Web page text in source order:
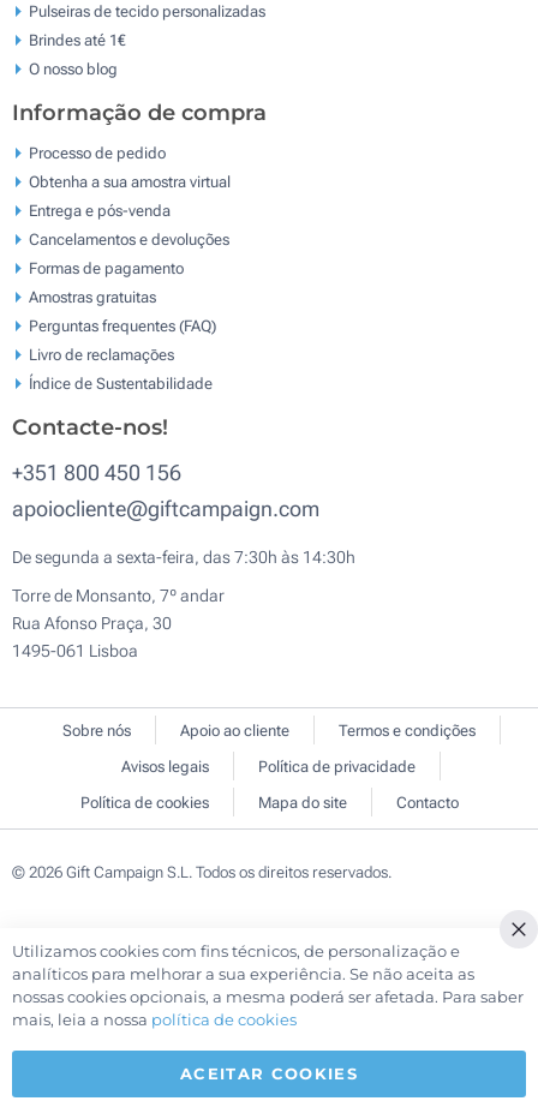
Pulseiras de tecido personalizadas
Brindes até 1€
O nosso blog
Informação de compra
Processo de pedido
Obtenha a sua amostra virtual
Entrega e pós-venda
Cancelamentos e devoluções
Formas de pagamento
Amostras gratuitas
Perguntas frequentes (FAQ)
Livro de reclamaçōes
Índice de Sustentabilidade
Contacte-nos!
+351 800 450 156
apoiocliente@giftcampaign.com
De segunda a sexta-feira, das 7:30h às 14:30h
Torre de Monsanto, 7º andar
Rua Afonso Praça, 30
1495-061 Lisboa
Sobre nós Apoio ao cliente
Termos e condições
Avisos legais
Política de privacidade
Política de cookies
Mapa do site Contacto
© 2026 Gift Campaign S.L. Todos os direitos reservados.
Utilizamos cookies com fins técnicos, de personalização e
analíticos para melhorar a sua experiência. Se não aceita as
nossas cookies opcionais, a mesma poderá ser afetada. Para saber
mais, leia a nossa política de cookies
ACEITAR COOKIES